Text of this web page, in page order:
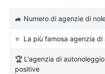
🚙 Numero di agenzie di
⭐ La più famosa agenzia
🏆 L'agenzia di
positive